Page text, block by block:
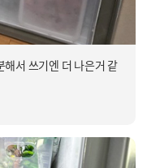
서 쓰기엔 더 나은거 같